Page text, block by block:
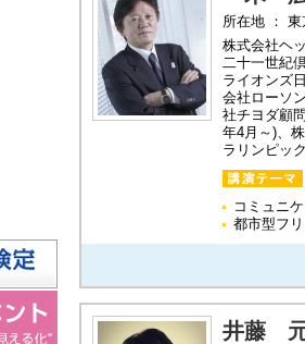
所在地 ：
株式会社ヘ
二十一世紀
ライオンズ
会社ローソ
社チヨダ顧
年4月～)、
ラリンピッ
コミュニ
都市型フ
井藤